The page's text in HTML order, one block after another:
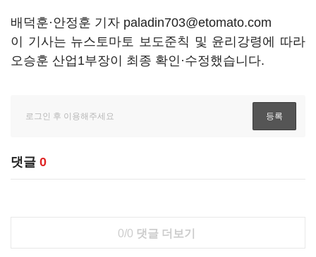
배덕훈·안정훈 기자 paladin703@etomato.com
이 기사는 뉴스토마토 보도준칙 및 윤리강령에 따라
오승훈 산업1부장이 최종 확인·수정했습니다.
댓글 0
0/0 댓글 더보기